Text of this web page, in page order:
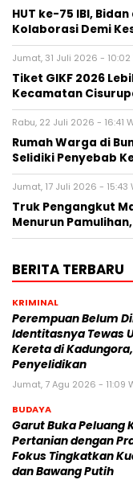
HUT ke-75 IBI,
Kolaborasi Demi
Jumat, 31 Juli 2026 - 10:02
Tiket GIKF 2026
Kecamatan
Rabu, 22 Juli 2026 - 16:41
Rumah Warga di
Selidiki Penyebab
Jumat, 17 Juli 2026 - 15:43
Truk Pengangkut
Menurun
BERITA TERBARU
KRIMINAL
Perempuan Belum
Identitasnya Tewas
Kereta di
Penyelidikan
Jumat, 7 Agu 2026 - 11:09
BUDAYA
Garut Buka Peluang
Pertanian dengan
Fokus Tingkatkan
dan Bawang Putih